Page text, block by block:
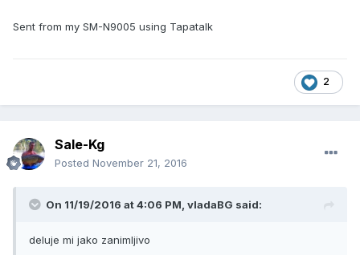
Sent from my SM-N9005 using Tapatalk
2
Sale-Kg
Posted November 21, 2016
On 11/19/2016 at 4:06 PM, vladaBG said:
deluje mi jako zanimljivo